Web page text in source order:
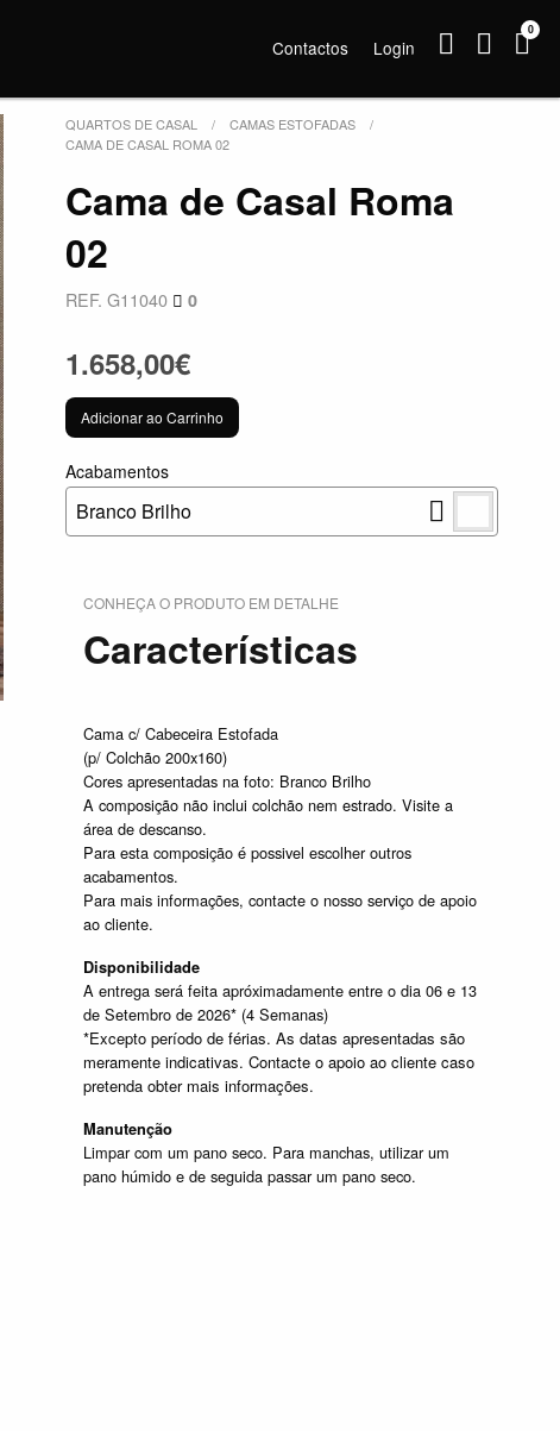
Contactos Login
0
QUARTOS DE CASAL
CAMAS ESTOFADAS
CAMA DE CASAL ROMA 02
Cama de Casal Roma
02
REF. G11040 0
1.658,00€
Adicionar ao Carrinho
Acabamentos
Branco Brilho
CONHEÇA O PRODUTO EM DETALHE
Características
Cama c/ Cabeceira Estofada
(p/ Colchão 200x160)
Cores apresentadas na foto: Branco Brilho
A composição não inclui colchão nem estrado. Visite a
área de descanso.
Para esta composição é possivel escolher outros
acabamentos.
Para mais informações, contacte o nosso serviço de apoio
ao cliente.
Disponibilidade
A entrega será feita apróximadamente entre o dia 06 e 13
de Setembro de 2026* (4 Semanas)
*Excepto período de férias. As datas apresentadas são
meramente indicativas. Contacte o apoio ao cliente caso
pretenda obter mais informações.
Manutenção
Limpar com um pano seco. Para manchas, utilizar um
pano húmido e de seguida passar um pano seco.